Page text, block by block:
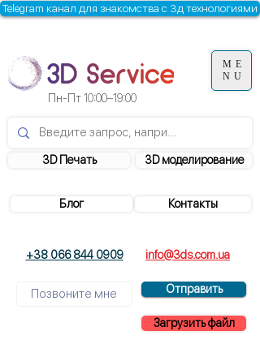
3D моделирование
Контакты
3D Печать
+38 066 844 0909 info@3ds.com.ua
Отправить
Загрузить файл
Блог
Пн-Пт10:00–19:00
Telegram канал для знакомства с 3д технологиями
ME
NU